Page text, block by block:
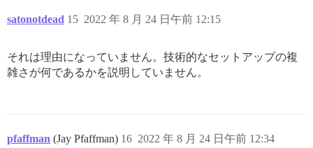
satonotdead 2022 年 8 月 24 日午前 12:15
15
それは理由になっていません。技術的なセットアップの複
雑さが何であるかを説明していません。
pfaffman (Jay Pfaffman) 2022 年 8 月 24 日午前 12:34
16